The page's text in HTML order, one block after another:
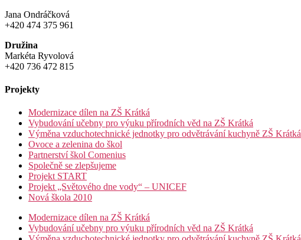
Jana Ondráčková
+420 474 375 961
Družina
Markéta Ryvolová
+420 736 472 815
Projekty
Modernizace dílen na ZŠ Krátká
Vybudování učebny pro výuku přírodních věd na ZŠ Krátká
Výměna vzduchotechnické jednotky pro odvětrávání kuchyně ZŠ Krátká
Ovoce a zelenina do škol
Partnerství škol Comenius
Společně se zlepšujeme
Projekt START
Projekt „Světového dne vody“ – UNICEF
Nová škola 2010
Modernizace dílen na ZŠ Krátká
Vybudování učebny pro výuku přírodních věd na ZŠ Krátká